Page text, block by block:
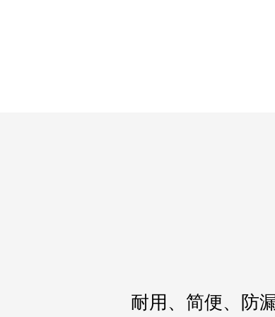
耐用、简便、防